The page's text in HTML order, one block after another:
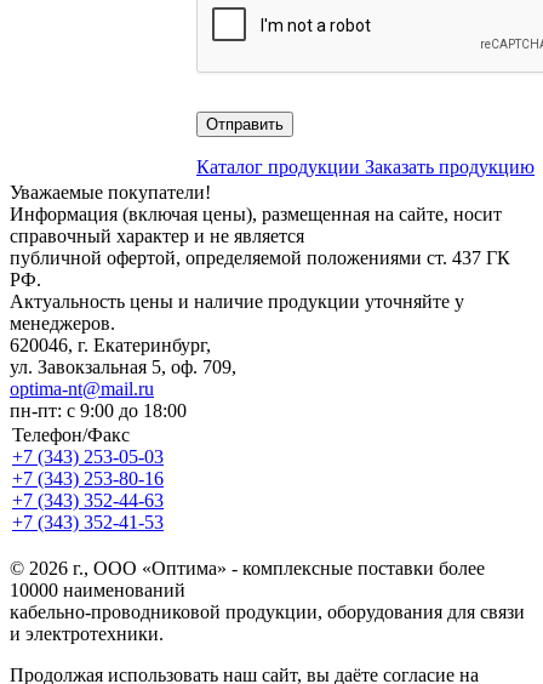
Отправить
Каталог продукции Заказать продукцию
Уважаемые покупатели!
Информация (включая цены), размещенная на сайте, носит
справочный характер и не является
публичной офертой, определяемой положениями ст. 437 ГК
РФ.
Актуальность цены и наличие продукции уточняйте у
менеджеров.
620046, г. Екатеринбург,
ул. Завокзальная 5, оф. 709,
optima-nt@mail.ru
пн-пт: с 9:00 до 18:00
Телефон/Факс
+7 (343) 253-05-03
+7 (343) 253-80-16
+7 (343) 352-44-63
+7 (343) 352-41-53
© 2026 г., ООО «Оптима» - комплексные поставки более
10000 наименований
кабельно-проводниковой продукции, оборудования для связи
и электротехники.
Продолжая использовать наш сайт, вы даёте согласие на